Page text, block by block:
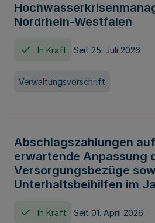
Nordrhein-Westfalen
In Kraft Seit 25. Juli 2026
Verwaltungsvorschrift
Abschlagszahlungen
erwartende Anpassung
Versorgungsbezüge
Unterhaltsbeihilfen im
In Kraft Seit 01. April 2026